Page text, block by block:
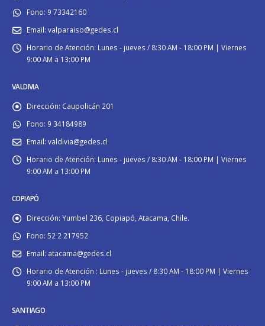
Fono: 9 73342160
Email: valparaiso@gedes.cl
Horario de Atención: Lunes - jueves / 8:30 AM - 18:00 PM | Viernes
9:00 AM a 13:00 PM
VALDIVIA
Dirección: Caupolicán 201
Fono: 9 34184989
Email: valdivia@gedes.cl
Horario de Atención: Lunes - jueves / 8:30 AM - 18:00 PM | Viernes
9:00 AM a 13:00 PM
COPIAPÓ
Dirección: Yumbel 236, Copiapó, Atacama, Chile.
Fono: 52 2 217952
Email: atacama@gedes.cl
Horario de Atención : Lunes - jueves / 8:30 AM - 18:00 PM | Viernes
9:00 AM a 13:00 PM
SANTIAGO